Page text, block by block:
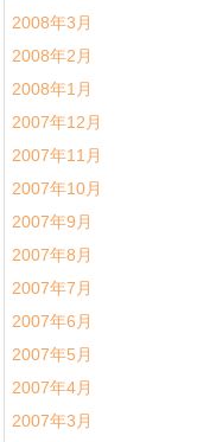
2008年3月
2008年2月
2008年1月
2007年12月
2007年11月
2007年10月
2007年9月
2007年8月
2007年7月
2007年6月
2007年5月
2007年4月
2007年3月